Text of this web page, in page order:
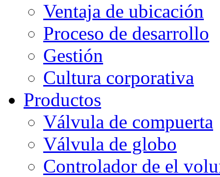
Ventaja de ubicación
Proceso de desarrollo
Gestión
Cultura corporativa
Productos
Válvula de compuerta
Válvula de globo
Controlador de el